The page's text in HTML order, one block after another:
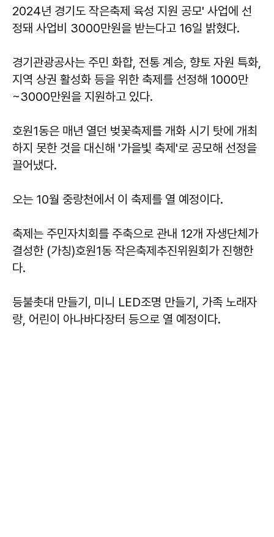
2024년 경기도 작은축제 육성 지원 공모' 사업에 선
정돼 사업비 3000만원을 받는다고 16일 밝혔다.
경기관광공사는 주민 화합, 전통 계승, 향토 자원 특화,
지역 상권 활성화 등을 위한 축제를 선정해 1000만
~3000만원을 지원하고 있다.
호원1동은 매년 열던 벚꽃축제를 개화 시기 탓에 개최
하지 못한 것을 대신해 '가을빛 축제'로 공모해 선정을
끌어냈다.
오는 10월 중랑천에서 이 축제를 열 예정이다.
축제는 주민자치회를 주축으로 관내 12개 자생단체가
결성한 (가칭)호원1동 작은축제추진위원회가 진행한
다.
등불촛대 만들기, 미니 LED조명 만들기, 가족 노래자
랑, 어린이 아나바다장터 등으로 열 예정이다.